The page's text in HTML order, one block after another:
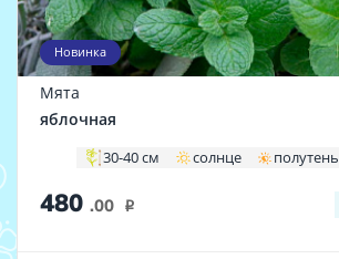
Новинка
Мята
яблочная
30-40 см солнце полутень
480 .00 i